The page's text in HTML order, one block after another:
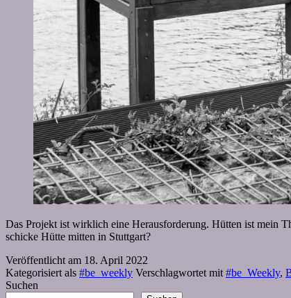
Das Projekt ist wirklich eine Herausforderung. Hütten ist mein
schicke Hütte mitten in Stuttgart?
Veröffentlicht am 18. April 2022
Kategorisiert als #be_weekly Verschlagwortet mit #be_Weekly,
Suchen